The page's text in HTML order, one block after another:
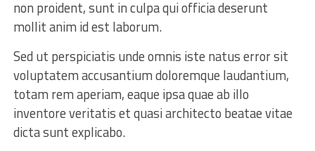
non proident, sunt in culpa qui officia deserunt
mollit anim id est laborum.
Sed ut perspiciatis unde omnis iste natus error sit
voluptatem accusantium doloremque laudantium,
totam rem aperiam, eaque ipsa quae ab illo
inventore veritatis et quasi architecto beatae vitae
dicta sunt explicabo.